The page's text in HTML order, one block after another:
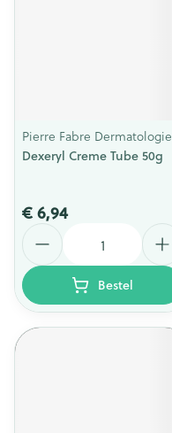
Pierre Fabre Dermatologie
Dexeryl Creme Tube 50g
€ 6,94
Bestel